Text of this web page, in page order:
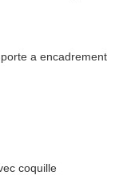
a encadrement
coquille